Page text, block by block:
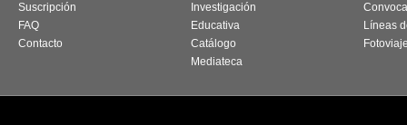
Suscripción
FAQ
Contacto
Investigación
Educativa
Catálogo
Mediateca
Líneas